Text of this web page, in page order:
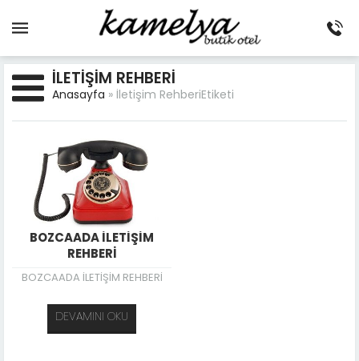
İLETIŞIM REHBERI
Anasayfa » İletişim RehberiEtiketi
BOZCAADA İLETİŞİM
REHBERİ
BOZCAADA İLETİŞİM REHBERİ
DEVAMINI OKU